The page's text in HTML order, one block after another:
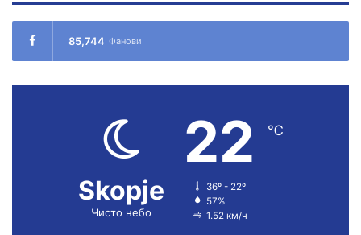
85,744 Фанови
Skopje
Чисто небо
22 ℃
36º - 22º
57%
1.52 км/ч